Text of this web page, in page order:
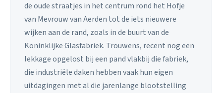
de oude straatjes in het centrum rond het Hofje
van Mevrouw van Aerden tot de iets nieuwere
wijken aan de rand, zoals in de buurt van de
Koninklijke Glasfabriek. Trouwens, recent nog een
lekkage opgelost bij een pand vlakbij die fabriek,
die industriële daken hebben vaak hun eigen
uitdagingen met al die jarenlange blootstelling